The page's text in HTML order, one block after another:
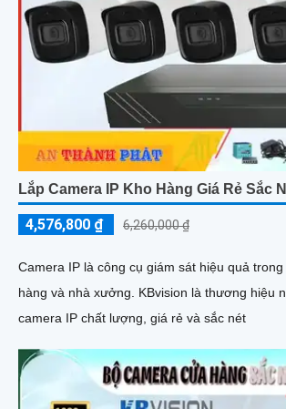
Lắp Camera IP Kho Hàng Giá Rẻ Sắc
4,576,800 ₫ 6,260,000 ₫
Camera IP là công cụ giám sát hiệu quả
hàng và nhà xưởng. KBvision là thương hiệu nổi tiếng với bộ lắp
camera IP chất lượng, giá rẻ và sắc nét